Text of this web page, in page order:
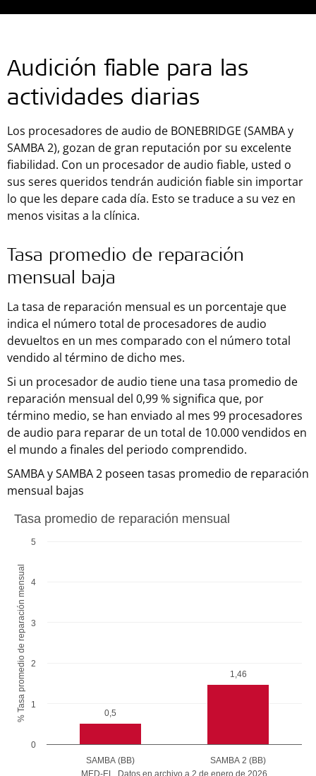
Audición fiable para las
actividades diarias
Los procesadores de audio de BONEBRIDGE (SAMBA y
SAMBA 2), gozan de gran reputación por su excelente
fiabilidad. Con un procesador de audio fiable, usted o
sus seres queridos tendrán audición fiable sin importar
lo que les depare cada día. Esto se traduce a su vez en
menos visitas a la clínica.
Tasa promedio de reparación
mensual baja
La tasa de reparación mensual es un porcentaje que
indica el número total de procesadores de audio
devueltos en un mes comparado con el número total
vendido al término de dicho mes.
Si un procesador de audio tiene una tasa promedio de
reparación mensual del 0,99 % significa que, por
término medio, se han enviado al mes 99 procesadores
de audio para reparar de un total de 10.000 vendidos en
el mundo a finales del periodo comprendido.
SAMBA y SAMBA 2 poseen tasas promedio de reparación
mensual bajas
Tasa promedio de reparación mensual
Bar chart with 2 bars.
The chart has 1 Y axis displaying undefined. Data ranges
MED-EL, Datos en archivo a 2 de enero de 2026
% Tasa promedio de reparación mensual
Tasa promedio de reparación mensual
0,5
1,46
SAMBA (BB) SAMBA 2 (BB)
0
1
2
3
4
5